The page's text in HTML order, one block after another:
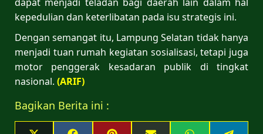
kepedulian dan keterlibatan pada isu strategis ini.
Dengan semangat itu, Lampung Selatan tidak hanya
menjadi tuan rumah kegiatan sosialisasi, tetapi juga
motor penggerak kesadaran publik di tingkat
nasional. (ARIF)
Bagikan Berita ini :